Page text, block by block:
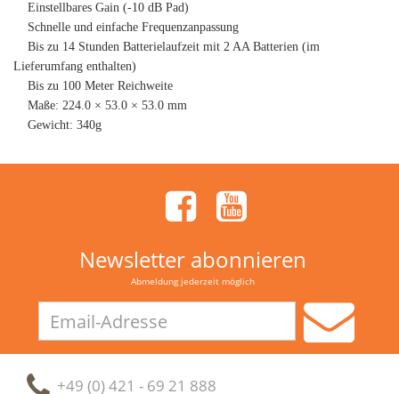
Einstellbares Gain (-10 dB Pad)
Schnelle und einfache Frequenzanpassung
Bis zu 14 Stunden Batterielaufzeit mit 2 AA Batterien (im
Lieferumfang enthalten)
Bis zu 100 Meter Reichweite
Maße: 224.0 × 53.0 × 53.0 mm
Gewicht: 340g
Newsletter abonnieren
Abmeldung jederzeit möglich
Adresse
+49 (0) 421 - 69 21 888